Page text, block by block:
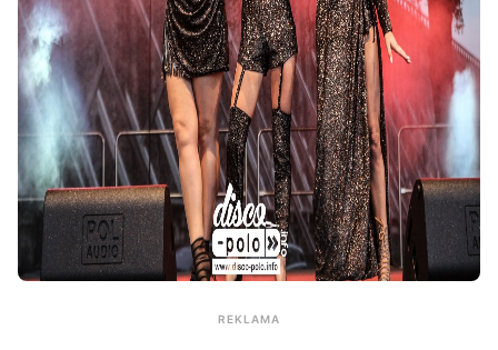
REKLAMA